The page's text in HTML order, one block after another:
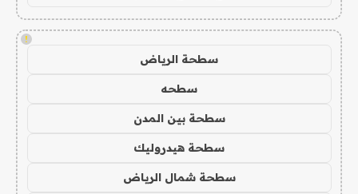
!
سطحة الرياض
سطحه
سطحة بين المدن
سطحة هيدروليك
سطحة شمال الرياض